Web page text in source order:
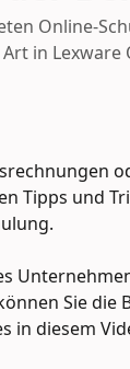
Online-
in Lexware
Tipps und
Sie
in diesem